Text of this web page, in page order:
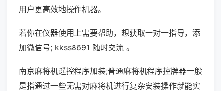
用户更高效地操作机器。
若你在仪器使用上需要帮助，想获取一对一指导，添
加微信号; kkss8691 随时交流 。
南京麻将机遥控程序加装;普通麻将机程序控牌器一般
是指通过一些无需对麻将机进行复杂安装操作就能实